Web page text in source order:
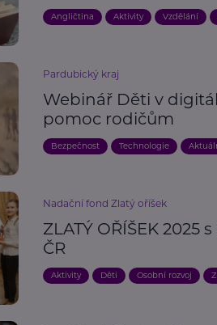
Angličtina Aktivity Vzdělání
Pardubický kraj
Webinář Děti v
pomoc rodičům
Bezpečnost Technologie
Nadační fond Zlatý oříšek
ZLATÝ OŘÍŠEK
ČR
Aktivity Děti Osobní rozvoj